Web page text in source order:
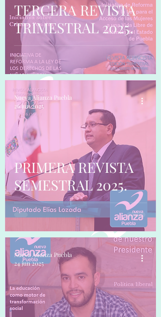
TERCERA REVISTA
TRIMESTRAL 2025.
PRIMERA REVISTA
SEMESTRAL 2025.
Nueva Alianza Puebla
26 jun 2025
Nueva Alianza Puebla
24 jun 2025